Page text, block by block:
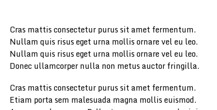
Cras mattis consectetur purus sit amet fermentum.
Nullam quis risus eget urna mollis ornare vel eu leo.
Nullam quis risus eget urna mollis ornare vel eu leo.
Donec ullamcorper nulla non metus auctor fringilla.
Cras mattis consectetur purus sit amet fermentum.
Etiam porta sem malesuada magna mollis euismod.